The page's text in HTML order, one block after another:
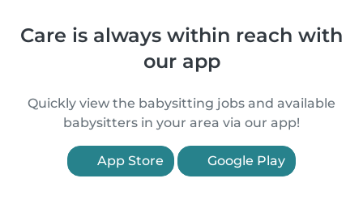
Care is always within reach with
our app
Quickly view the babysitting jobs and available
babysitters in your area via our app!
App Store Google Play